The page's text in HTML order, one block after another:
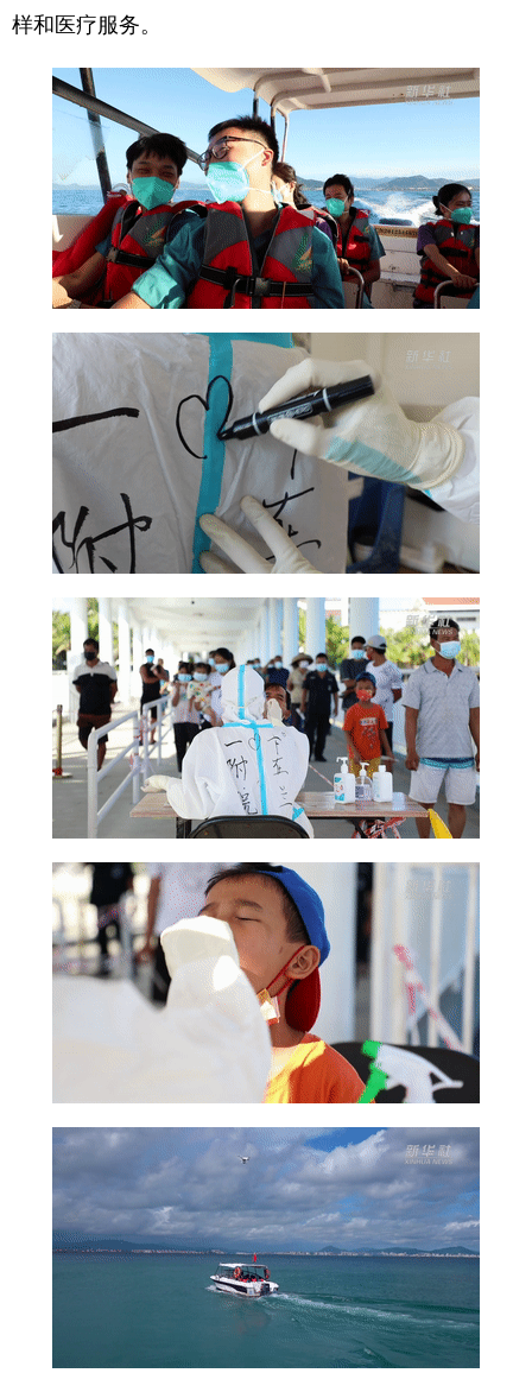
公益
文化产业
地方频道
北京 天津 河北 山西
辽宁 吉林 上海 江苏
浙江 安徽 福建 江西
河南 湖北 湖南
广东 广西 海南 重庆
四川 贵州 云南 西藏
陕西 甘肃 宁夏
新疆 内蒙古 黑龙江
多语种频道
English Español Français عربى
Русский язык 日本語 한국어
Deutsch Português
样和医疗服务。